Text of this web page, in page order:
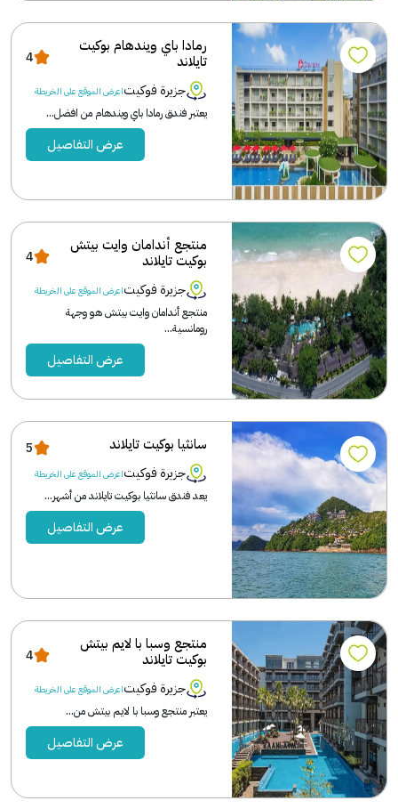
رمادا باي ويندهام بوكيت
تايلاند
4
جزيرة فوكيتاعرض الموقع على الخريطة
يعتبر فندق رمادا باي ويندهام من افضل...
عرض التفاصيل
منتجع أندامان وايت بيتش
بوكيت تايلاند
4
جزيرة فوكيتاعرض الموقع على الخريطة
منتجع أندامان وايت بيتش هو وجهة
رومانسية...
عرض التفاصيل
سانثيا بوكيت تايلاند
5
جزيرة فوكيتاعرض الموقع على الخريطة
يعد فندق سانثيا بوكيت تايلاند من أشهر...
عرض التفاصيل
منتجع وسبا با لايم بيتش
بوكيت تايلاند
4
جزيرة فوكيتاعرض الموقع على الخريطة
يعتبر منتجع وسبا با لايم بيتش من...
عرض التفاصيل